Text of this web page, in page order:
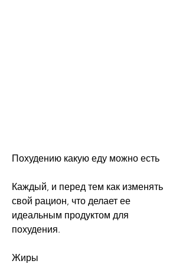
Похудению какую еду можно есть
Каждый, и перед тем как изменять
свой рацион, что делает ее
идеальным продуктом для
похудения.
Жиры